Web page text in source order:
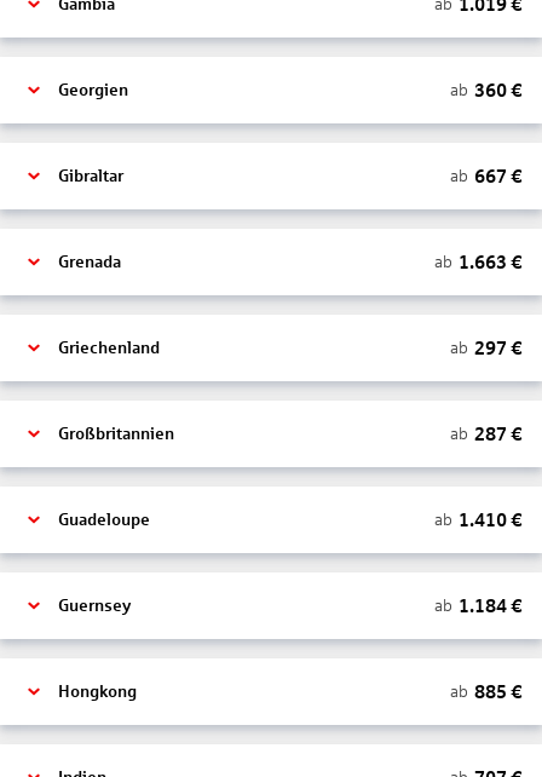
Gambia ab
Georgien ab 360€
Gibraltar ab 667 €
Grenada ab 1.663 €
Griechenland ab 297 €
Großbritannien ab 287 €
Guadeloupe ab 1.410€
Guernsey ab 1.184€
Hongkong ab 885 €